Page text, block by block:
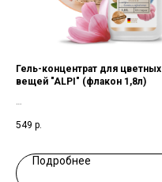
Гель-концентрат для цветных
вещей "ALPI" (флакон 1,8л)
для стирки
549 р.
Подробнее